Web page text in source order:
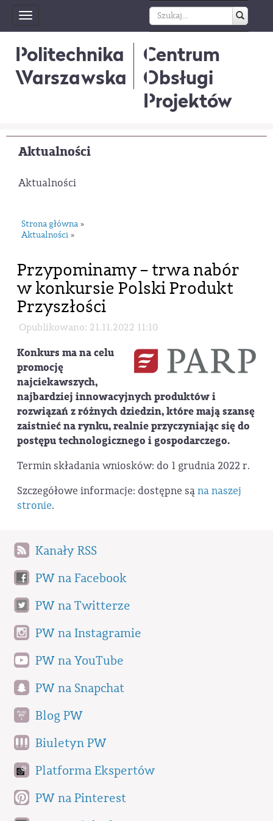
Toggle
navigation
Politechnika
Warszawska
Centrum
Obsługi
Projektów
Aktualności
Aktualności
Strona główna »
Aktualności »
Przypominamy – trwa nabór
w konkursie Polski Produkt
Przyszłości
Opublikowano: 21.11.2022 11:10
Konkurs ma na celu
promocję
najciekawszych,
najbardziej innowacyjnych produktów i
rozwiązań z różnych dziedzin, które mają szansę
zaistnieć na rynku, realnie przyczyniając się do
postępu technologicznego i gospodarczego.
Termin składania wniosków: do 1 grudnia 2022 r.
Szczegółowe informacje: dostępne sąna naszej
stronie.
Kanały RSS
PW na Facebook
PW na Twitterze
PW na Instagramie
PW na YouTube
PW na Snapchat
Blog PW
Biuletyn PW
Platforma Ekspertów
PW na Pinterest